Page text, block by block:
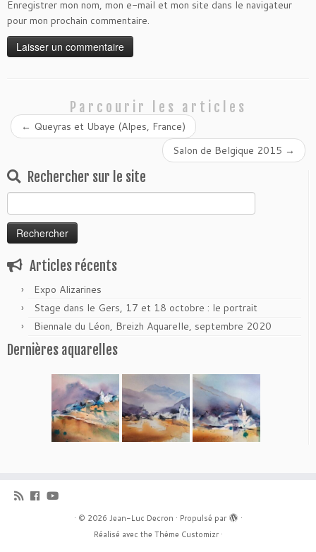
Enregistrer mon nom, mon e-mail et mon site dans le navigateur
pour mon prochain commentaire.
Parcourir les articles
← Queyras et Ubaye (Alpes, France)
Salon de Belgique 2015 →
Rechercher sur le site
Articles récents
Expo Alizarines
Stage dans le Gers, 17 et 18 octobre : le portrait
Biennale du Léon, Breizh Aquarelle, septembre 2020
Dernières aquarelles
· © 2026 Jean-Luc Decron · Propulsé par
·
Réalisé avec the Thème Customizr·